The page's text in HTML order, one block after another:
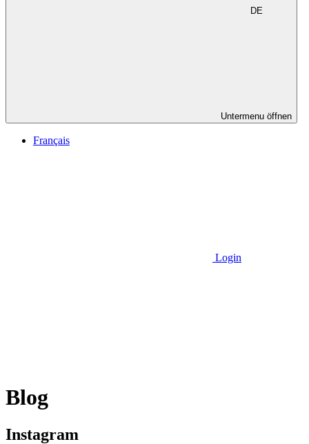
DE
Untermenu öffnen
Français
Login
Blog
Instagram